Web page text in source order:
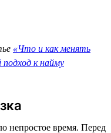
«Что и как менять
к найму
непростое время. Перед